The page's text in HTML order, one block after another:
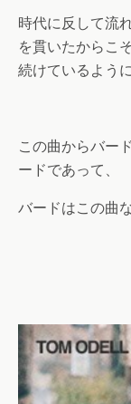
時代に反して流
を貫いたからこ
続けているよう
この曲からバー
ードであって、
バードはこの曲